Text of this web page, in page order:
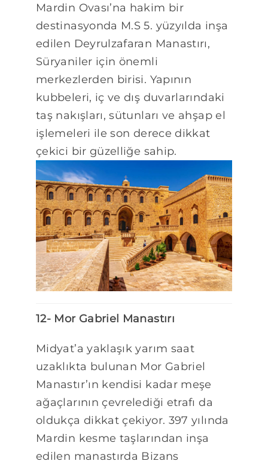
Mardin Ovası’na hakim bir
destinasyonda M.S 5. yüzyılda inşa
edilen Deyrulzafaran Manastırı,
Süryaniler için önemli
merkezlerden birisi. Yapının
kubbeleri, iç ve dış duvarlarındaki
taş nakışları, sütunları ve ahşap el
işlemeleri ile son derece dikkat
çekici bir güzelliğe sahip.
12- Mor Gabriel Manastırı
Midyat’a yaklaşık yarım saat
uzaklıkta bulunan Mor Gabriel
Manastır’ın kendisi kadar meşe
ağaçlarının çevrelediği etrafı da
oldukça dikkat çekiyor. 397 yılında
Mardin kesme taşlarından inşa
edilen manastırda Bizans